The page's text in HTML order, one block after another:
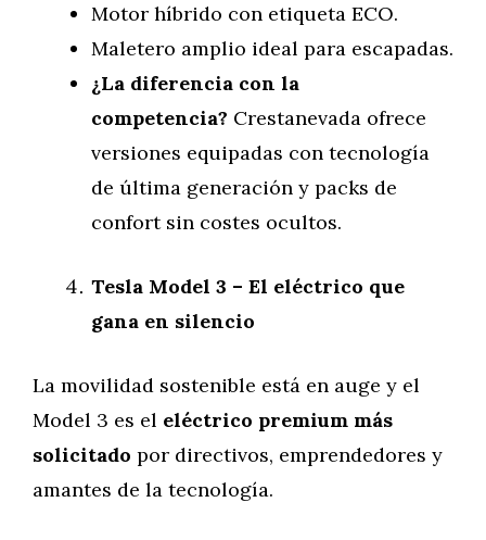
Motor híbrido con etiqueta ECO.
Maletero amplio ideal para escapadas.
¿La diferencia con la
competencia? Crestanevada ofrece
versiones equipadas con tecnología
de última generación y packs de
confort sin costes ocultos.
Tesla Model 3 – El eléctrico que
gana en silencio
La movilidad sostenible está en auge y el
Model 3 es el eléctrico premium más
solicitado por directivos, emprendedores y
amantes de la tecnología.